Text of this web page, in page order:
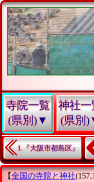
寺院一覧
(県別)▼
神社一
(県別
1.『大阪市都島区』
【全国の寺院と神社